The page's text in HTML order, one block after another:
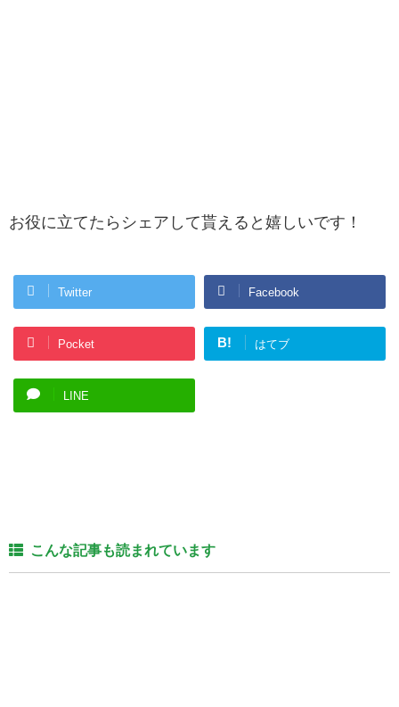
お役に立てたらシェアして貰えると嬉しいです！
Twitter Facebook
Pocket B! はてブ
LINE
こんな記事も読まれています